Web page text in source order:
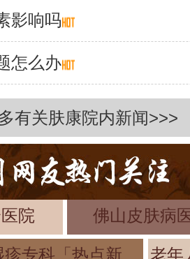
影响吗
怎么办
有关肤康院内新闻>>>
院 佛山皮肤病
疹专科「热点新 老年